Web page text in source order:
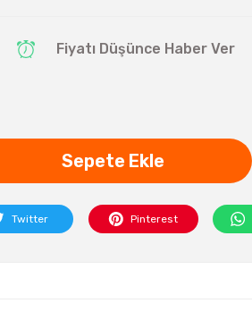
Fiyatı Düşünce Haber Ver
Sepete Ekle
Twitter Pinterest